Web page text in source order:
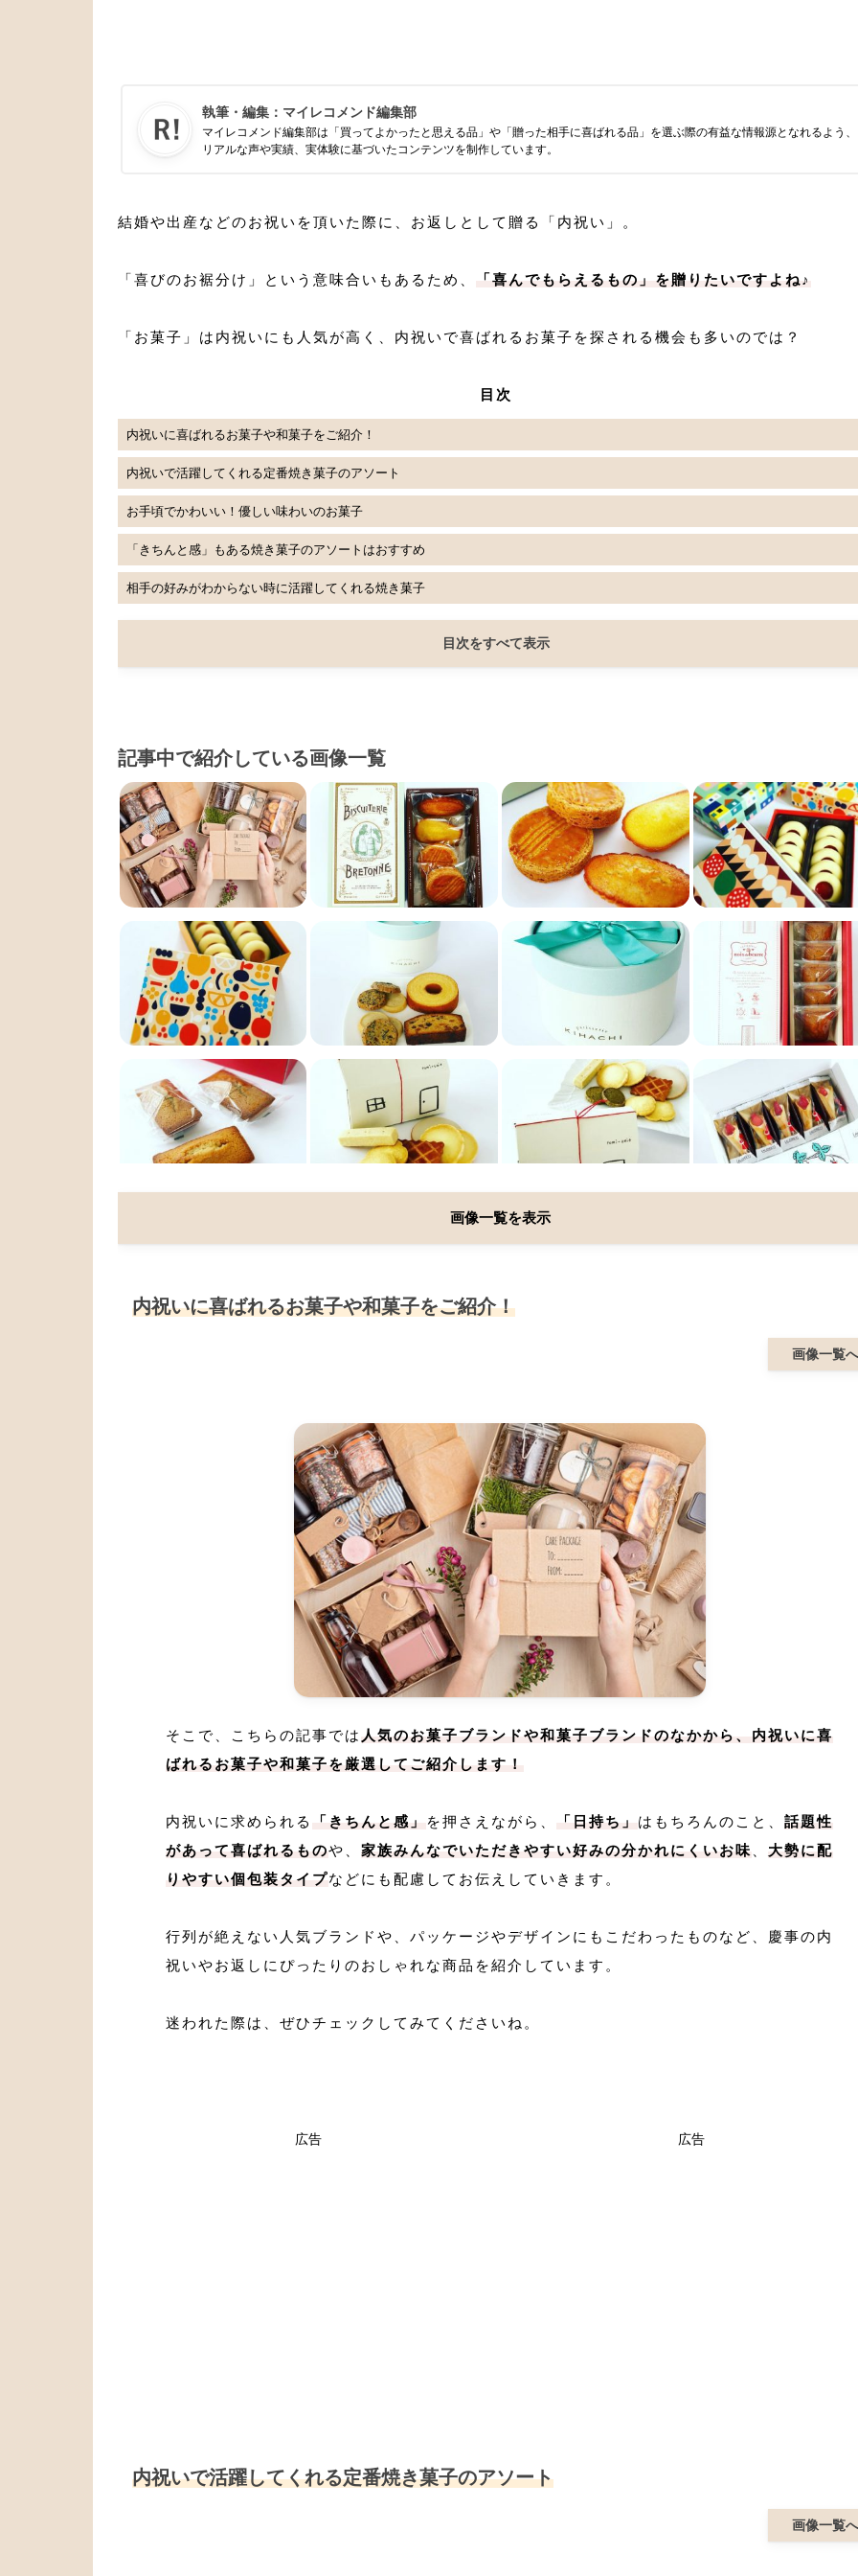
執筆・編集： マイレコメンド編集部
マイレコメンド編集部は「買ってよかったと思える品」や「贈った相手に喜ばれる品」を選ぶ際の有益な情報源となれるよう、
リアルな声や実績、実体験に基づいたコンテンツを制作しています。
結婚や出産などのお祝いを頂いた際に、お返しとして贈る「内祝い」。
「喜びのお裾分け」という意味合いもあるため、 「喜んでもらえるもの」を贈りたいですよね♪
「お菓子」は内祝いにも人気が高く、内祝いで喜ばれるお菓子を探される機会も多いのでは？
目次
内祝いに喜ばれるお菓子や和菓子をご紹介！
内祝いで活躍してくれる定番焼き菓子のアソート
お手頃でかわいい！優しい味わいのお菓子
「きちんと感」もある焼き菓子のアソートはおすすめ
相手の好みがわからない時に活躍してくれる焼き菓子
目次をすべて表示
記事中で紹介している画像一覧
画像一覧を表示
内祝いに喜ばれるお菓子や和菓子をご紹介！
画像一覧へ
そこで、こちらの記事では 人気のお菓子ブランドや和菓子ブランドのなかから、内祝いに喜
ばれるお菓子や和菓子を厳選してご紹介します！
内祝いに求められる 「きちんと感」 を押さえながら、 「日持ち」 はもちろんのこと、 話題性
があって喜ばれるものや、 家族みんなでいただきやすい好みの分かれにくいお味、 大勢に配
りやすい個包装タイプなどにも配慮してお伝えしていきます。
行列が絶えない人気ブランドや、パッケージやデザインにもこだわったものなど、慶事の内
祝いやお返しにぴったりのおしゃれな商品を紹介しています。
迷われた際は、ぜひチェックしてみてくださいね。
広告 広告
内祝いで活躍してくれる定番焼き菓子のアソート
画像一覧へ